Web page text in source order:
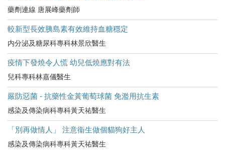
藥劑連線 唐展峰藥劑師
較新型長效胰島素有效維持血糖穩定
内分泌及糖尿科專科林景欣醫生
疫情下發燒令人慌 幼兒低燒應對有法
兒科專科林嘉儀醫生
嚴防惡菌 - 抗藥性金黃葡萄球菌 免濫用抗生素
感染及傳染病科專科黃天祐醫生
「別再做情人」 注意衞生做個貓狗好主人
感染及傳染病科專科黃天祐醫生